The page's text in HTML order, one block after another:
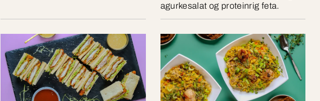
agurkesalat og proteinrig feta.